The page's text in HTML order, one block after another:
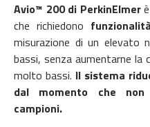
Avio™ 200 di PerkinElmerè
che richiedono
misurazione di un elevato
bassi, senza aumentarne la
molto bassi. Il sistema
dal momento che
campioni.